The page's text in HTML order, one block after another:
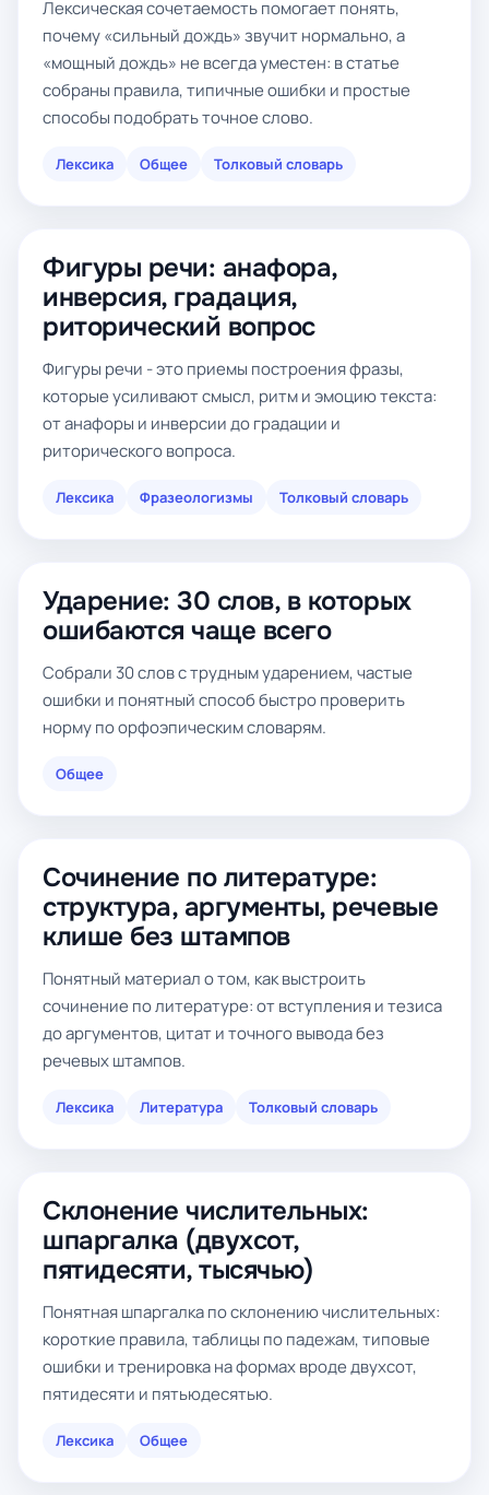
Лексическая сочетаемость помогает понять,
почему «сильный дождь» звучит нормально, а
«мощный дождь» не всегда уместен: в статье
собраны правила, типичные ошибки и простые
способы подобрать точное слово.
Лексика Общее Толковый словарь
Фигуры речи: анафора,
инверсия, градация,
риторический вопрос
Фигуры речи - это приемы построения фразы,
которые усиливают смысл, ритм и эмоцию текста:
от анафоры и инверсии до градации и
риторического вопроса.
Лексика Фразеологизмы Толковый словарь
Ударение: 30 слов, в которых
ошибаются чаще всего
Собрали 30 слов с трудным ударением, частые
ошибки и понятный способ быстро проверить
норму по орфоэпическим словарям.
Общее
Сочинение по литературе:
структура, аргументы, речевые
клише без штампов
Понятный материал о том, как выстроить
сочинение по литературе: от вступления и тезиса
до аргументов, цитат и точного вывода без
речевых штампов.
Лексика Литература Толковый словарь
Склонение числительных:
шпаргалка (двухсот,
пятидесяти, тысячью)
Понятная шпаргалка по склонению числительных:
короткие правила, таблицы по падежам, типовые
ошибки и тренировка на формах вроде двухсот,
пятидесяти и пятьюдесятью.
Лексика Общее